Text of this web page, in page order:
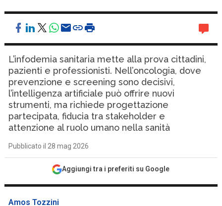
L’infodemia sanitaria mette alla prova cittadini,
pazienti e professionisti. Nell’oncologia, dove
prevenzione e screening sono decisivi,
l’intelligenza artificiale può offrire nuovi
strumenti, ma richiede progettazione
partecipata, fiducia tra stakeholder e
attenzione al ruolo umano nella sanità
Pubblicato il 28 mag 2026
Aggiungi tra i preferiti su Google
Amos Tozzini